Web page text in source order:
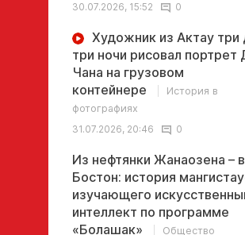
30.07.2026, 15:52
0
Художник из Актау три
три ночи рисовал
Чана на грузовом
контейнере
История в
фотографиях
31.07.2026, 20:46
0
Из нефтянки Жанаозена – в
Бостон: история
изучающего
интеллект по программе
«Болашак»
Общество